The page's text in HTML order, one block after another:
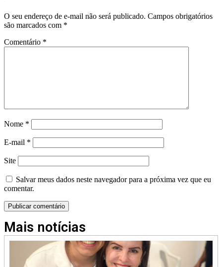
O seu endereço de e-mail não será publicado. Campos obrigatórios
são marcados com *
Comentário *
Nome *
E-mail *
Site
Salvar meus dados neste navegador para a próxima vez que eu
comentar.
Mais notícias